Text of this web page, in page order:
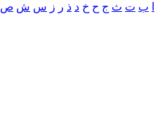
ب ت ث ج ح خ د ذ ر ز س ش ص